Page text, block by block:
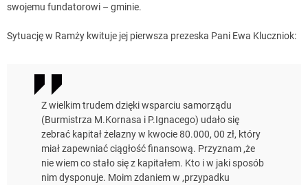
swojemu fundatorowi – gminie.
Sytuację w Ramży kwituje jej pierwsza prezeska Pani Ewa Kluczniok:
Z wielkim trudem dzięki wsparciu samorządu
(Burmistrza M.Kornasa i P.Ignacego) udało się
zebrać kapitał żelazny w kwocie 80.000, 00 zł, który
miał zapewniać ciągłość finansową. Przyznam ,że
nie wiem co stało się z kapitałem. Kto i w jaki sposób
nim dysponuje. Moim zdaniem w ,przypadku